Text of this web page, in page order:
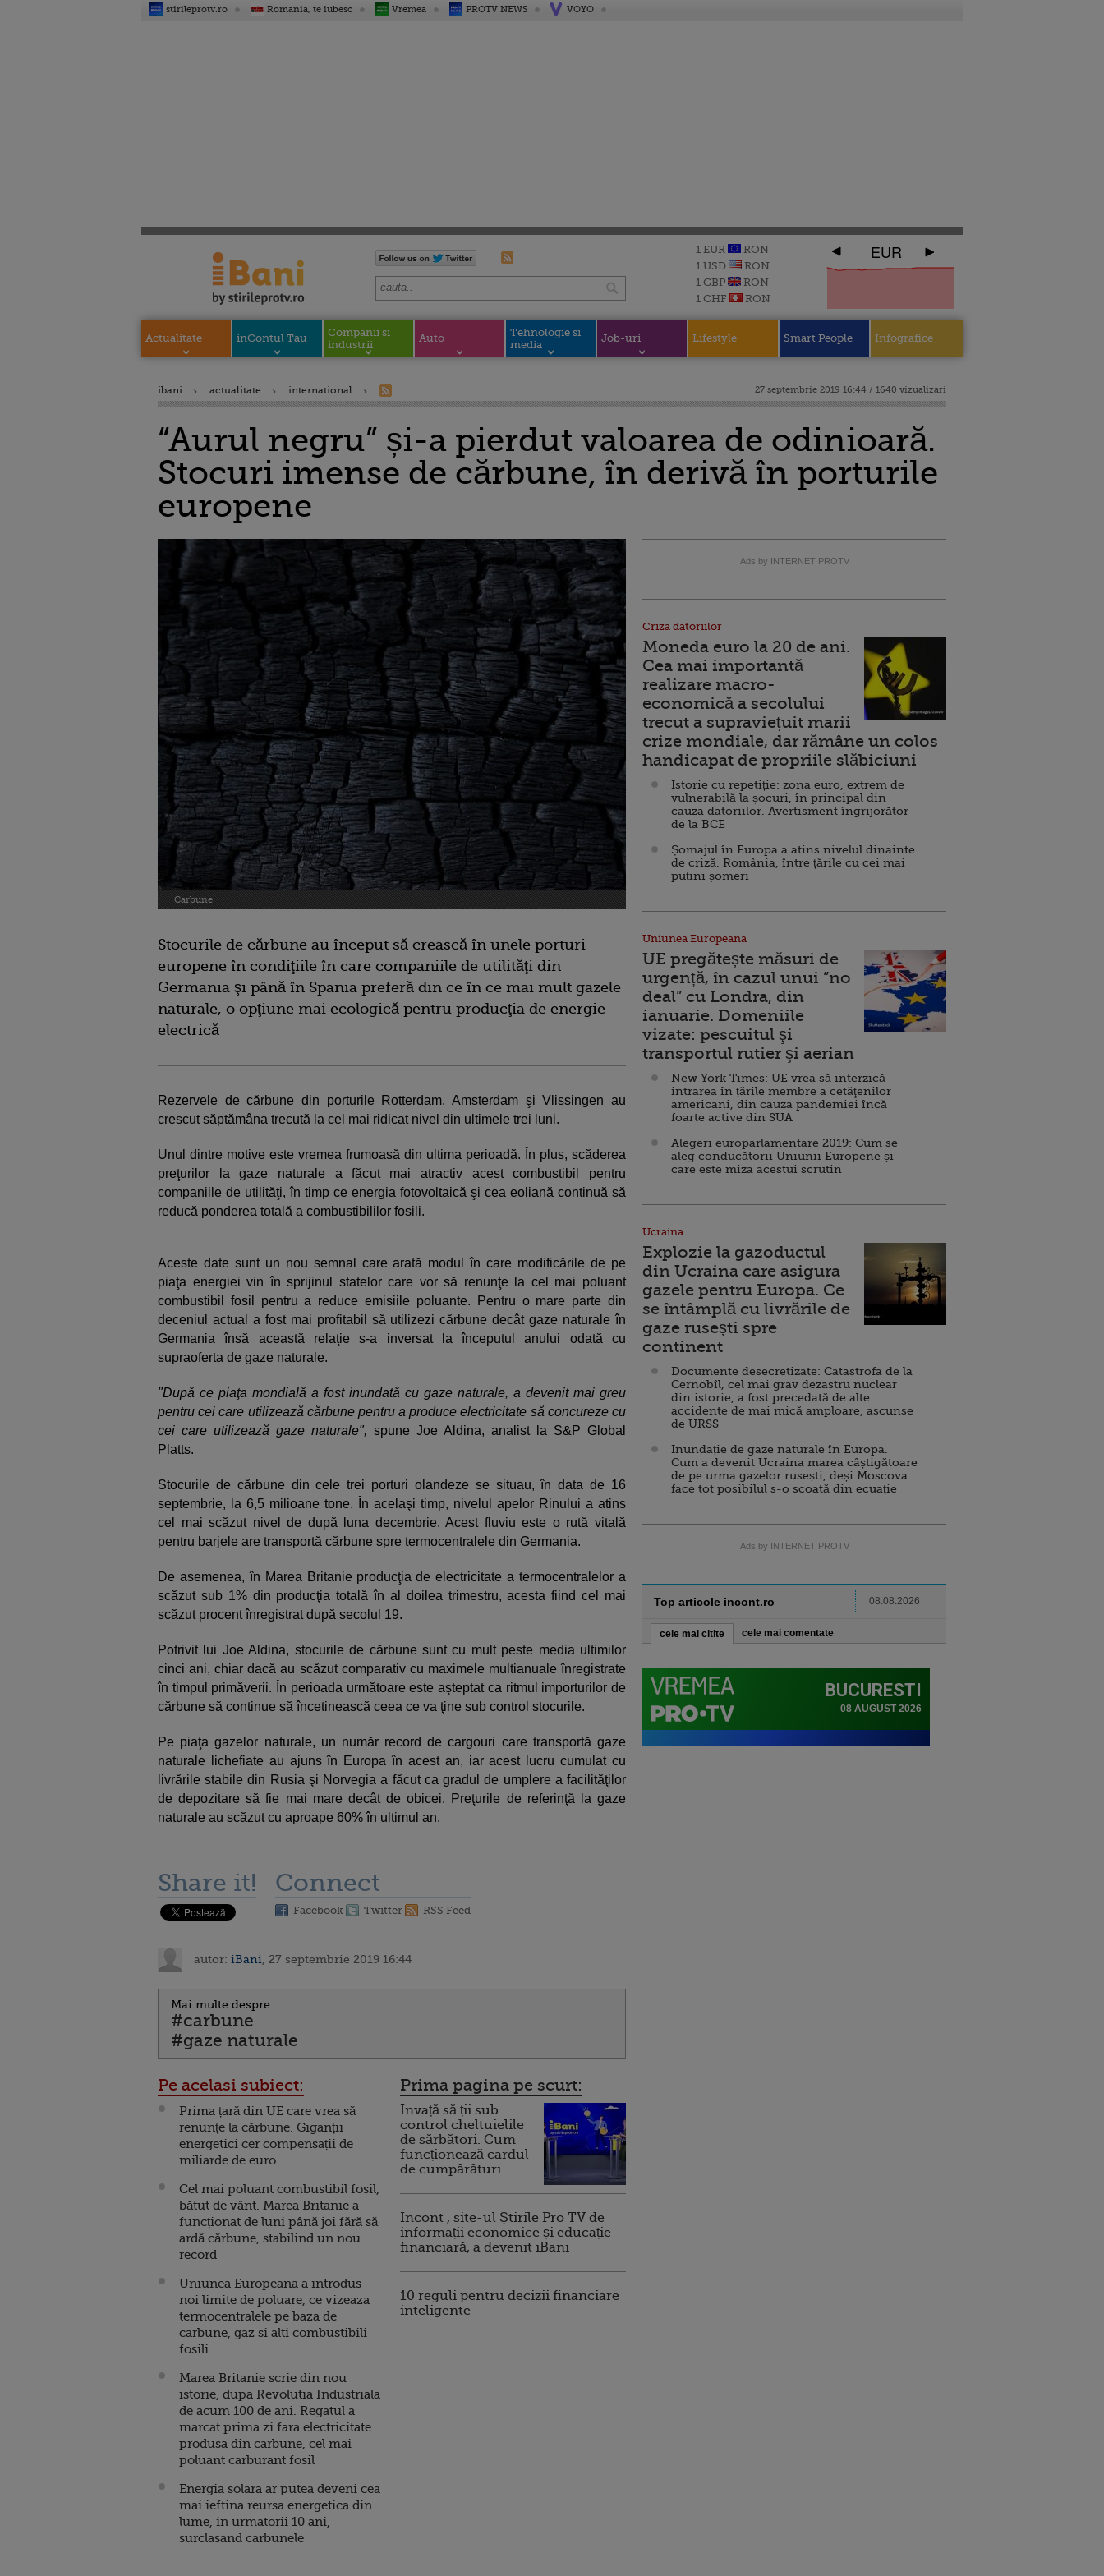
stirileprotv.ro Romania, te iubesc Vremea PROTV NEWS VOYO
1 EUR
RON
1 USD
RON
1 GBP
RON
1 CHF
RON
EUR
Actualitate inContul Tau
Companii si
industrii
Auto
Tehnologie si
media
Job-uri Lifestyle Smart People Infografice
ibani actualitate international 27 septembrie 2019 16:44 / 1640 vizualizari
“Aurul negru” și-a pierdut valoarea de odinioară.
Stocuri imense de cărbune, în derivă în porturile
europene
Carbune
Stocurile de cărbune au început să crească în unele porturi
europene în condiţiile în care companiile de utilităţi din
Germania şi până în Spania preferă din ce în ce mai mult gazele
naturale, o opţiune mai ecologică pentru producţia de energie
electrică
Rezervele de cărbune din porturile Rotterdam, Amsterdam şi Vlissingen au
crescut săptămâna trecută la cel mai ridicat nivel din ultimele trei luni.
Unul dintre motive este vremea frumoasă din ultima perioadă. În plus, scăderea
preţurilor la gaze naturale a făcut mai atractiv acest combustibil pentru
companiile de utilităţi, în timp ce energia fotovoltaică şi cea eoliană continuă să
reducă ponderea totală a combustibililor fosili.
Aceste date sunt un nou semnal care arată modul în care modificările de pe
piaţa energiei vin în sprijinul statelor care vor să renunţe la cel mai poluant
combustibil fosil pentru a reduce emisiile poluante. Pentru o mare parte din
deceniul actual a fost mai profitabil să utilizezi cărbune decât gaze naturale în
Germania însă această relaţie s-a inversat la începutul anului odată cu
supraoferta de gaze naturale.
"După ce piaţa mondială a fost inundată cu gaze naturale, a devenit mai greu
pentru cei care utilizează cărbune pentru a produce electricitate să concureze cu
cei care utilizează gaze naturale", spune Joe Aldina, analist la S&P Global
Platts.
Stocurile de cărbune din cele trei porturi olandeze se situau, în data de 16
septembrie, la 6,5 milioane tone. În acelaşi timp, nivelul apelor Rinului a atins
cel mai scăzut nivel de după luna decembrie. Acest fluviu este o rută vitală
pentru barjele are transportă cărbune spre termocentralele din Germania.
De asemenea, în Marea Britanie producţia de electricitate a termocentralelor a
scăzut sub 1% din producţia totală în al doilea trimestru, acesta fiind cel mai
scăzut procent înregistrat după secolul 19.
Potrivit lui Joe Aldina, stocurile de cărbune sunt cu mult peste media ultimilor
cinci ani, chiar dacă au scăzut comparativ cu maximele multianuale înregistrate
în timpul primăverii. În perioada următoare este aşteptat ca ritmul importurilor de
cărbune să continue să încetinească ceea ce va ţine sub control stocurile.
Pe piaţa gazelor naturale, un număr record de cargouri care transportă gaze
naturale lichefiate au ajuns în Europa în acest an, iar acest lucru cumulat cu
livrările stabile din Rusia şi Norvegia a făcut ca gradul de umplere a facilităţilor
de depozitare să fie mai mare decât de obicei. Preţurile de referinţă la gaze
naturale au scăzut cu aproape 60% în ultimul an.
Share it! Connect
Facebook Twitter RSS Feed
autor: iBani , 27 septembrie 2019 16:44
Mai multe despre:
#carbune
#gaze naturale
Pe acelasi subiect:
Prima țară din UE care vrea să
renunțe la cărbune. Giganții
energetici cer compensații de
miliarde de euro
Cel mai poluant combustibil fosil,
bătut de vânt. Marea Britanie a
funcționat de luni până joi fără să
ardă cărbune, stabilind un nou
record
Uniunea Europeana a introdus
noi limite de poluare, ce vizeaza
termocentralele pe baza de
carbune, gaz si alti combustibili
fosili
Marea Britanie scrie din nou
istorie, dupa Revolutia Industriala
de acum 100 de ani. Regatul a
marcat prima zi fara electricitate
produsa din carbune, cel mai
poluant carburant fosil
Energia solara ar putea deveni cea
mai ieftina reursa energetica din
lume, in urmatorii 10 ani,
surclasand carbunele
Prima pagina pe scurt:
Invață să ții sub
control cheltuielile
de sărbători. Cum
funcționează cardul
de cumpărături
Incont , site-ul Știrile Pro TV de
informații economice și educație
financiară, a devenit iBani
10 reguli pentru decizii financiare
inteligente
Ads by INTERNET PROTV
Criza datoriilor
Moneda euro la 20 de ani.
Cea mai importantă
realizare macro-
economică a secolului
trecut a supraviețuit marii
crize mondiale, dar rămâne un colos
handicapat de propriile slăbiciuni
Istorie cu repetiție: zona euro, extrem de
vulnerabilă la șocuri, în principal din
cauza datoriilor. Avertisment îngrijorător
de la BCE
Șomajul în Europa a atins nivelul dinainte
de criză. România, între țările cu cei mai
puțini șomeri
Uniunea Europeana
UE pregătește măsuri de
urgență, în cazul unui ”no
deal” cu Londra, din
ianuarie. Domeniile
vizate: pescuitul şi
transportul rutier şi aerian
New York Times: UE vrea să interzică
intrarea în țările membre a cetăţenilor
americani, din cauza pandemiei încă
foarte active din SUA
Alegeri europarlamentare 2019: Cum se
aleg conducătorii Uniunii Europene și
care este miza acestui scrutin
Ucraina
Explozie la gazoductul
din Ucraina care asigura
gazele pentru Europa. Ce
se întâmplă cu livrările de
gaze rusești spre
continent
Documente desecretizate: Catastrofa de la
Cernobîl, cel mai grav dezastru nuclear
din istorie, a fost precedată de alte
accidente de mai mică amploare, ascunse
de URSS
Inundație de gaze naturale în Europa.
Cum a devenit Ucraina marea câștigătoare
de pe urma gazelor rusești, deși Moscova
face tot posibilul s-o scoată din ecuație
Ads by INTERNET PROTV
Top articole incont.ro 08.08.2026
cele mai citite cele mai comentate